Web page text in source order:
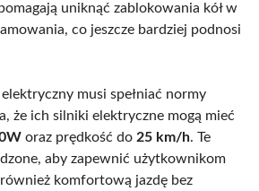
uniknąć zablokowania kół w
co jeszcze bardziej podnosi
musi spełniać normy
że ich silniki elektryczne mogą mieć
oraz prędkość do 25 km/h. Te
aby zapewnić użytkownikom
komfortową jazdę bez